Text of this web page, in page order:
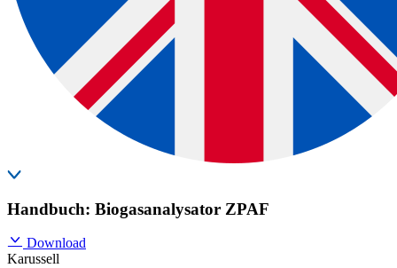
Handbuch: Biogasanalysator ZPAF
Download
Karussell